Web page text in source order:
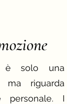
è solo una
ma riguarda
personale. I